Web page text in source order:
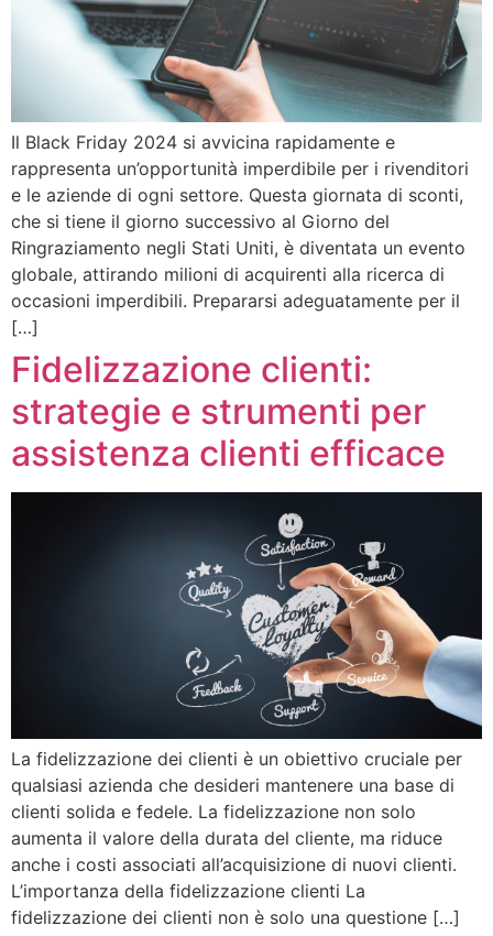
Il Black Friday 2024 si avvicina rapidamente e
rappresenta un’opportunità imperdibile per i rivenditori
e le aziende di ogni settore. Questa giornata di sconti,
che si tiene il giorno successivo al Giorno del
Ringraziamento negli Stati Uniti, è diventata un evento
globale, attirando milioni di acquirenti alla ricerca di
occasioni imperdibili. Prepararsi adeguatamente per il
[…]
Fidelizzazione clienti:
strategie e strumenti per
assistenza clienti efficace
La fidelizzazione dei clienti è un obiettivo cruciale per
qualsiasi azienda che desideri mantenere una base di
clienti solida e fedele. La fidelizzazione non solo
aumenta il valore della durata del cliente, ma riduce
anche i costi associati all’acquisizione di nuovi clienti.
L’importanza della fidelizzazione clienti La
fidelizzazione dei clienti non è solo una questione […]